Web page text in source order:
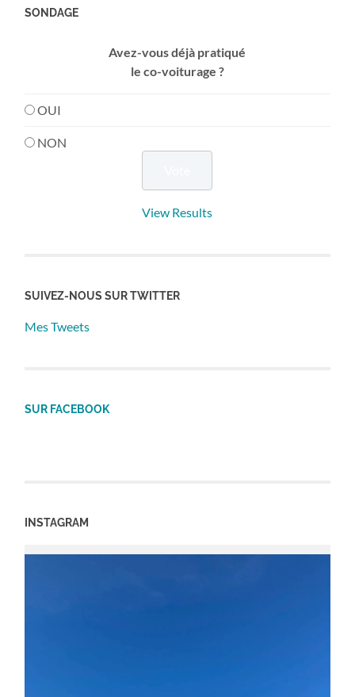
SONDAGE
Avez-vous déjà pratiqué
le co-voiturage ?
OUI
NON
View Results
SUIVEZ-NOUS SUR TWITTER
Mes Tweets
SUR FACEBOOK
INSTAGRAM